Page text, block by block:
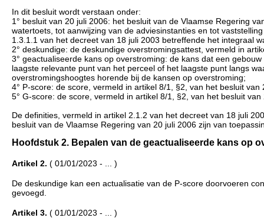
In dit besluit wordt verstaan onder:
1° besluit van 20 juli 2006: het besluit van de Vlaamse Regering
watertoets, tot aanwijzing van de adviesinstanties en tot
1.3.1.1 van het decreet van 18 juli 2003 betreffende het integraal
2° deskundige: de deskundige overstromingsattest, vermeld in
3° geactualiseerde kans op overstroming: de kans dat een
laagste relevante punt van het perceel of het laagste punt langs
overstromingshoogtes horende bij de kansen op overstroming;
4° P-score: de score, vermeld in artikel 8/1, §2, van het besluit van
5° G-score: de score, vermeld in artikel 8/1, §2, van het besluit van
De definities, vermeld in artikel 2.1.2 van het decreet van 18 juli
besluit van de Vlaamse Regering van 20 juli 2006 zijn van
Hoofdstuk 2. Bepalen van de geactualiseerde kans op
Artikel 2. ( 01/01/2023 - ... )
De deskundige kan een actualisatie van de P-score doorvoeren
gevoegd.
Artikel 3. ( 01/01/2023 - ... )